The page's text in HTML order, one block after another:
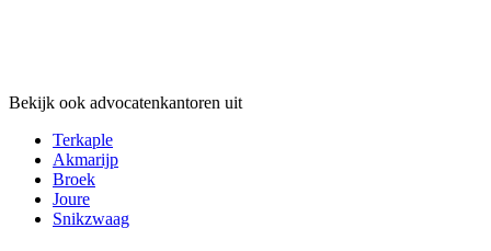
Bekijk ook advocatenkantoren uit
Terkaple
Akmarijp
Broek
Joure
Snikzwaag